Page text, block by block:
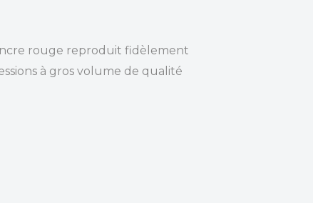
rouge reproduit fidèlement
à gros volume de qualité